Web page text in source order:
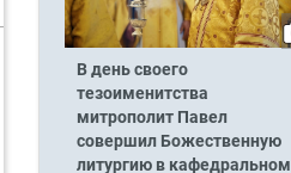
В день своего
тезоименитства
митрополит Павел
совершил Божественную
литургию в кафедральном